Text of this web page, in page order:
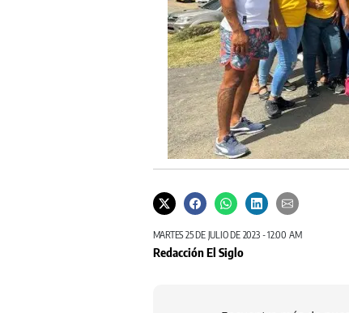
MARTES 25 DE JULIO DE 2023 - 12:00 AM
Redacción El Siglo